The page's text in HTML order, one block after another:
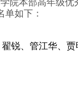
院本部高年级优
如下：
锐、管江华、贾